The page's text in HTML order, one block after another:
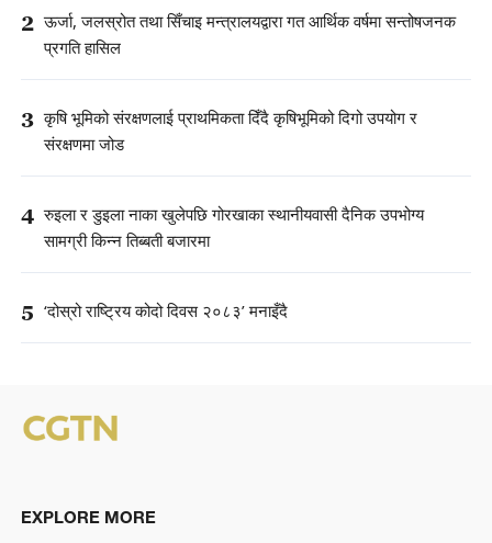
2 ऊर्जा, जलस्रोत तथा सिँचाइ मन्त्रालयद्वारा गत आर्थिक वर्षमा सन्तोषजनक
प्रगति हासिल
3 कृषि भूमिको संरक्षणलाई प्राथमिकता दिँदै कृषिभूमिको दिगो उपयोग र
संरक्षणमा जोड
4 रुइला र डुइला नाका खुलेपछि गोरखाका स्थानीयवासी दैनिक उपभोग्य
सामग्री किन्न तिब्बती बजारमा
5 ‘दोस्रो राष्ट्रिय कोदो दिवस २०८३’ मनाइँदै
EXPLORE MORE